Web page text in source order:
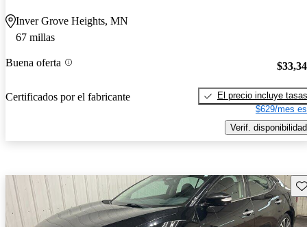
Inver Grove Heights, MN
67 millas
Buena oferta
Certificados por el fabricante
El precio incluye tasas
$629/mes
Verif. disponibilidad